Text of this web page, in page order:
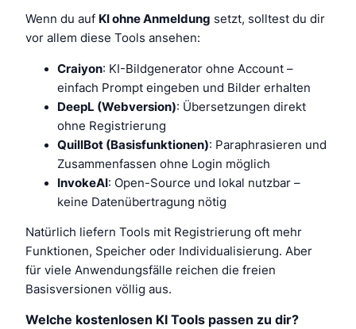
Wenn du auf KI ohne Anmeldung setzt, solltest du dir
vor allem diese Tools ansehen:
Craiyon: KI-Bildgenerator ohne Account –
einfach Prompt eingeben und Bilder erhalten
DeepL (Webversion): Übersetzungen direkt
ohne Registrierung
QuillBot (Basisfunktionen): Paraphrasieren und
Zusammenfassen ohne Login möglich
InvokeAI: Open-Source und lokal nutzbar –
keine Datenübertragung nötig
Natürlich liefern Tools mit Registrierung oft mehr
Funktionen, Speicher oder Individualisierung. Aber
für viele Anwendungsfälle reichen die freien
Basisversionen völlig aus.
Welche kostenlosen KI Tools passen zu dir?